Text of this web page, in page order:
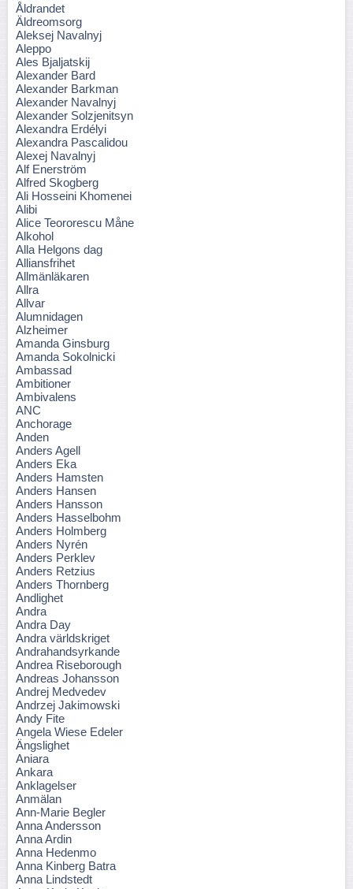
Åldrandet
Äldreomsorg
Aleksej Navalnyj
Aleppo
Ales Bjaljatskij
Alexander Bard
Alexander Barkman
Alexander Navalnyj
Alexander Solzjenitsyn
Alexandra Erdélyi
Alexandra Pascalidou
Alexej Navalnyj
Alf Enerström
Alfred Skogberg
Ali Hosseini Khomenei
Alibi
Alice Teororescu Måne
Alkohol
Alla Helgons dag
Alliansfrihet
Allmänläkaren
Allra
Allvar
Alumnidagen
Alzheimer
Amanda Ginsburg
Amanda Sokolnicki
Ambassad
Ambitioner
Ambivalens
ANC
Anchorage
Anden
Anders Agell
Anders Eka
Anders Hamsten
Anders Hansen
Anders Hansson
Anders Hasselbohm
Anders Holmberg
Anders Nyrén
Anders Perklev
Anders Retzius
Anders Thornberg
Andlighet
Andra
Andra Day
Andra världskriget
Andrahandsyrkande
Andrea Riseborough
Andreas Johansson
Andrej Medvedev
Andrzej Jakimowski
Andy Fite
Angela Wiese Edeler
Ängslighet
Aniara
Ankara
Anklagelser
Anmälan
Ann-Marie Begler
Anna Andersson
Anna Ardin
Anna Hedenmo
Anna Kinberg Batra
Anna Lindstedt